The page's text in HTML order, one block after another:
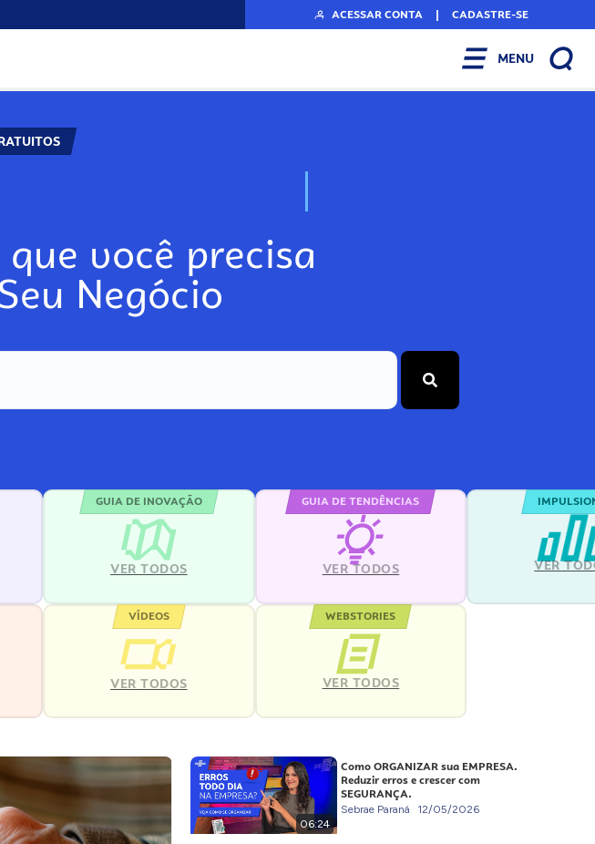
ACESSAR CONTA | CADASTRE-SE
MENU
N
você precisa
Negócio
GUIA DE INOVAÇÃO
VER TODOS
GUIA DE TENDÊNCIAS
VER TODOS VER
VÍDEOS
VER TODOS
WEBSTORIES
VER TODOS
06:24
Como ORGANIZAR sua EMPRESA.
Reduzir erros e crescer com
SEGURANÇA.
Sebrae Paraná 12/05/2026